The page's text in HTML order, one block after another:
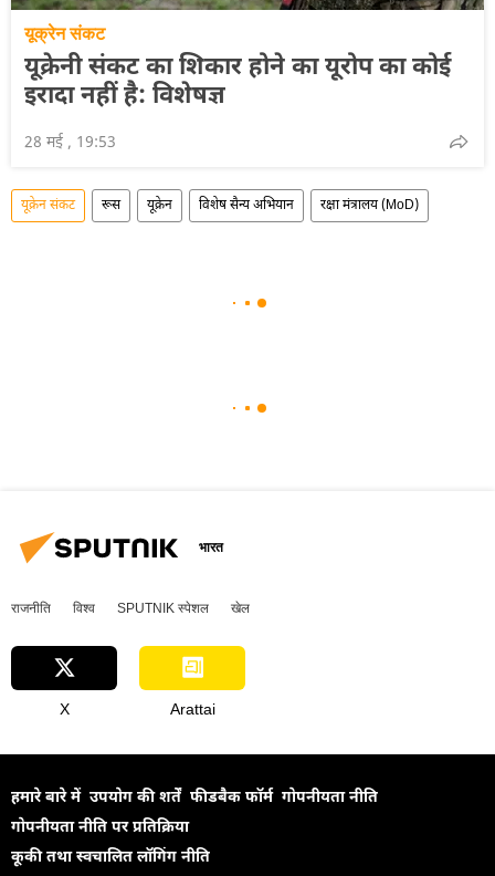
यूक्रेन संकट
यूक्रेनी संकट का शिकार होने का यूरोप का कोई
इरादा नहीं है: विशेषज्ञ
28 मई , 19:53
यूक्रेन संकट रूस यूक्रेन विशेष सैन्य अभियान रक्षा मंत्रालय (MoD)
भारत
राजनीति विश्व SPUTNIK स्पेशल खेल
X Arattai
हमारे बारे में उपयोग की शर्तें फीडबैक फॉर्म गोपनीयता नीति
गोपनीयता नीति पर प्रतिक्रिया
कूकी तथा स्वचालित लॉगिंग नीति